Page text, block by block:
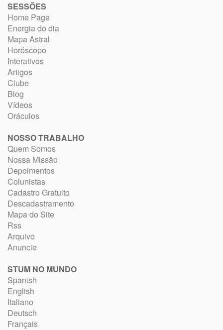
SESSÕES
Home Page
Energia do dia
Mapa Astral
Horóscopo
Interativos
Artigos
Clube
Blog
Vídeos
Oráculos
NOSSO TRABALHO
Quem Somos
Nossa Missão
Depoimentos
Colunistas
Cadastro Gratuito
Descadastramento
Mapa do Site
Rss
Arquivo
Anuncie
STUM NO MUNDO
Spanish
English
Italiano
Deutsch
Français